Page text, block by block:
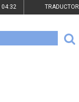
04:32 TRADUCTOR